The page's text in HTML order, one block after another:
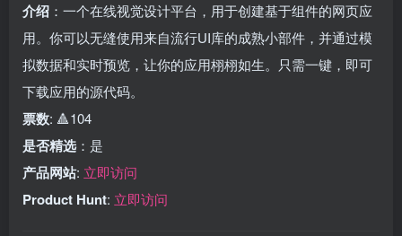
介绍 ：一个在线视觉设计平台，用于创建基于组件的网页应
用。你可以无缝使用来自流行UI库的成熟小部件，并通过模
拟数据和实时预览，让你的应用栩栩如生。只需一键，即可
下载应用的源代码。
票数: 🔺104
是否精选 ：是
产品网站: 立即访问
Product Hunt: 立即访问